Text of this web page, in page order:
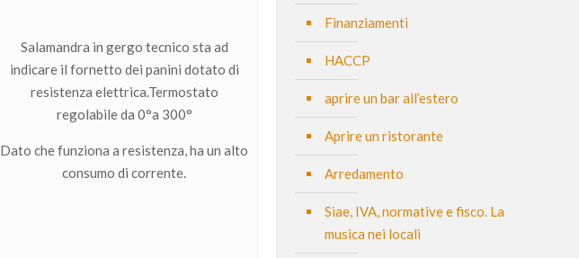
Salamandra in gergo tecnico sta ad
indicare il fornetto dei panini dotato di
resistenza elettrica.Termostato
regolabile da 0°a 300°
Dato che funziona a resistenza, ha un alto
consumo di corrente.
Finanziamenti
HACCP
aprire un bar all’estero
Aprire un ristorante
Arredamento
Siae, IVA, normative e fisco. La
musica nei locali